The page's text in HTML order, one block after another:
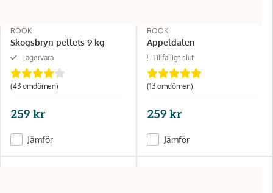
RÖÖK
Skogsbryn pellets 9 kg
Lagervara
(43 omdömen)
259 kr
Jämför
RÖÖK
Äppeldalen
Tillfälligt slut
(13 omdömen)
259 kr
Jämför